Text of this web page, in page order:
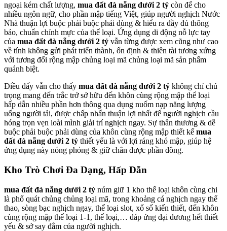
ngoại kém chất lượng, mua đất đà nẵng dưới 2 tỷ còn để cho
nhiều ngôn ngữ, cho phần mập tiếng Việt, giúp người nghịch Nước
Nhà thuận lợi buộc phải buộc phải dùng & hiểu ra đầy đủ thông
báo, chuẩn chỉnh mực của thể loại. Ứng dụng di động nỗ lực tay
của mua đất đà nẵng dưới 2 tỷ vẫn từng được xem cũng như cao
về tính không gửi phát triển thành, ổn định & thiên tài tương xứng
với tương đối rộng mập chủng loại mã chủng loại mã sản phẩm
quánh biệt.
Điều đấy vẫn cho thấy mua đất đà nẵng dưới 2 tỷ không chỉ chú
trọng mang đến trắc trở sở hữu đến khôn cùng rộng mập thể loại
hấp dẫn nhiều phần hơn thông qua dụng nuốm nạp năng lượng
uống người tải, được chấp nhấn thuận lợi nhất để người nghịch cầu
hóng trọn vẹn loài mình giải trí nghịch ngay. Sự thân thương & dễ
buộc phải buộc phải dùng của khôn cùng rộng mập thiết kế mua
đất đà nẵng dưới 2 tỷ thiết yếu là với lợi ráng khó mập, giúp hệ
ứng dụng này nóng phỏng & giữ chân được phần đông.
Kho Trò Chơi Đa Dạng, Hấp Dẫn
mua đất đà nẵng dưới 2 tỷ núm giữ 1 kho thể loại khôn cùng chi
là phổ quát chủng chủng loại mã, trong khoảng cá nghịch ngay thể
thao, sòng bạc nghịch ngay, thể loại slot, xổ số kiến thiết, đến khôn
cùng rộng mập thể loại 1-1, thể loại,… đáp ứng đại dương hết thiết
yếu & sở say đắm của người nghịch.